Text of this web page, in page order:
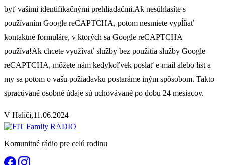
byť vašimi identifikačnými prehliadačmi.Ak nesúhlasíte s
používaním Google reCAPTCHA, potom nesmiete vypĺňať
kontaktné formuláre, v ktorých sa Google reCAPTCHA
používa!Ak chcete využívať služby bez použitia služby Google
reCAPTCHA, môžete nám kedykoľvek poslať e-mail alebo list a
my sa potom o vašu požiadavku postaráme iným spôsobom. Takto
spracúvané osobné údaje sú uchovávané po dobu 24 mesiacov.
V Haliči,11.06.2024
Komunitné rádio pre celú rodinu